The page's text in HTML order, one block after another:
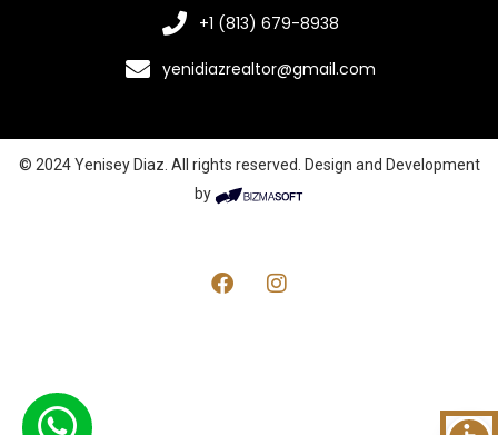
+1 (813) 679-8938
yenidiazrealtor@gmail.com
© 2024 Yenisey Diaz. All rights reserved. Design and Development
by